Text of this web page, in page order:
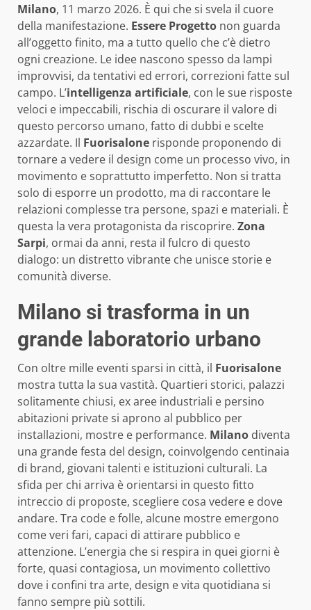
Milano, 11 marzo 2026. È qui che si svela il cuore
della manifestazione. Essere Progetto non guarda
all’oggetto finito, ma a tutto quello che c’è dietro
ogni creazione. Le idee nascono spesso da lampi
improvvisi, da tentativi ed errori, correzioni fatte sul
campo. L’intelligenza artificiale, con le sue risposte
veloci e impeccabili, rischia di oscurare il valore di
questo percorso umano, fatto di dubbi e scelte
azzardate. Il Fuorisalone risponde proponendo di
tornare a vedere il design come un processo vivo, in
movimento e soprattutto imperfetto. Non si tratta
solo di esporre un prodotto, ma di raccontare le
relazioni complesse tra persone, spazi e materiali. È
questa la vera protagonista da riscoprire. Zona
Sarpi, ormai da anni, resta il fulcro di questo
dialogo: un distretto vibrante che unisce storie e
comunità diverse.
Milano si trasforma in un
grande laboratorio urbano
Con oltre mille eventi sparsi in città, il Fuorisalone
mostra tutta la sua vastità. Quartieri storici, palazzi
solitamente chiusi, ex aree industriali e persino
abitazioni private si aprono al pubblico per
installazioni, mostre e performance. Milano diventa
una grande festa del design, coinvolgendo centinaia
di brand, giovani talenti e istituzioni culturali. La
sfida per chi arriva è orientarsi in questo fitto
intreccio di proposte, scegliere cosa vedere e dove
andare. Tra code e folle, alcune mostre emergono
come veri fari, capaci di attirare pubblico e
attenzione. L’energia che si respira in quei giorni è
forte, quasi contagiosa, un movimento collettivo
dove i confini tra arte, design e vita quotidiana si
fanno sempre più sottili.